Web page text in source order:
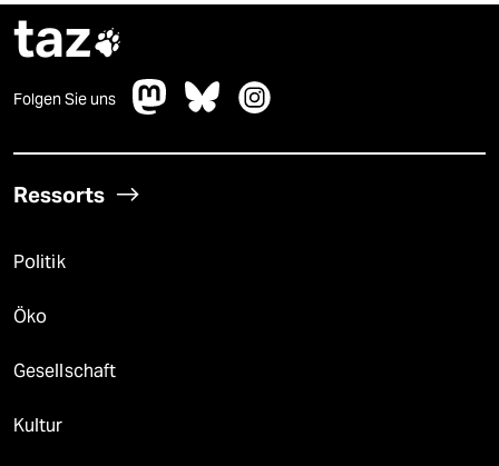
taz
Folgen Sie uns
Ressorts
Politik
Öko
Gesellschaft
Kultur